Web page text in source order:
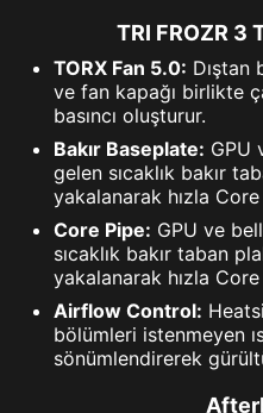
TRI FROZR 3
TORX Fan 5.0: Dıştan
ve fan kapağı birlikte
basıncı oluşturur.
Bakır Baseplate: GPU
gelen sıcaklık bakır
yakalanarak hızla
Core Pipe: GPU ve
sıcaklık bakır taban
yakalanarak hızla
Airflow Control:
bölümleri istenmeyen
sönümlendirerek